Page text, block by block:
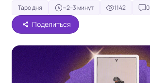
Таро дня ~2–3 минут 1142 0
Поделиться